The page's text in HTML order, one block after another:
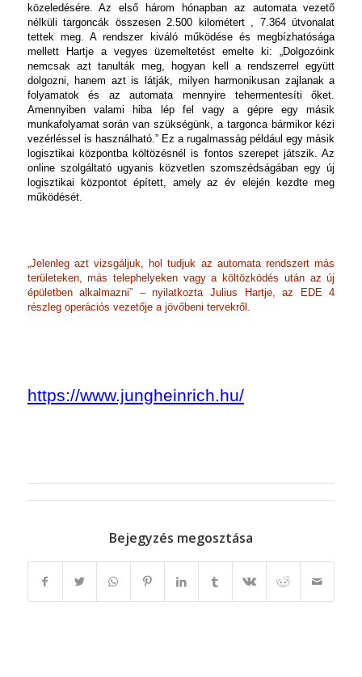
közeledésére.Az első három hónapban az automata vezető
nélküli targoncák összesen 2.500 kilométert , 7.364 útvonalat
tettek meg. A rendszer kiváló működése és megbízhatósága
mellett Hartje a vegyes üzemeltetést emelte ki: „Dolgozóink
nemcsak azt tanulták meg, hogyan kell a rendszerrel együtt
dolgozni, hanem azt is látják, milyen harmonikusan zajlanak a
folyamatok és az automata mennyire tehermentesíti őket.
Amennyiben valami hiba lép fel vagy a gépre egy másik
munkafolyamat során van szükségünk, a targonca bármikor kézi
vezérléssel is használható.” Ez a rugalmasság például egy másik
logisztikai központba költözésnél is fontos szerepet játszik. Az
online szolgáltató ugyanis közvetlen szomszédságában egy új
logisztikai központot épített, amely az év elején kezdte meg
működését.
„Jelenleg azt vizsgáljuk, hol tudjuk az automata rendszert más
területeken, más telephelyeken vagy a költözködés után az új
épületben alkalmazni” – nyilatkozta Julius Hartje, az EDE 4
részleg operációs vezetője a jövőbeni tervekről.
https://www.jungheinrich.hu/
Bejegyzés megosztása